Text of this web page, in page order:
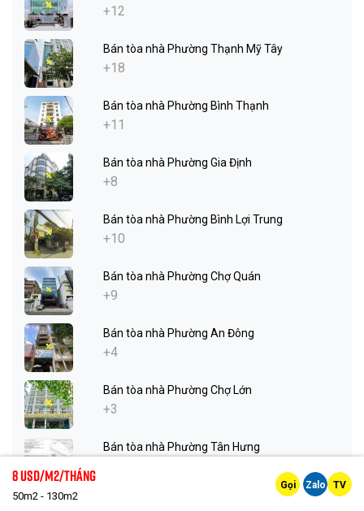
+12
Bán tòa nhà Phường Thạnh Mỹ Tây
+18
Bán tòa nhà Phường Bình Thạnh
+11
Bán tòa nhà Phường Gia Định
+8
Bán tòa nhà Phường Bình Lợi Trung
+10
Bán tòa nhà Phường Chợ Quán
+9
Bán tòa nhà Phường An Đông
+4
Bán tòa nhà Phường Chợ Lớn
+3
Bán tòa nhà Phường Tân Hưng
8 Usd/m2/tháng
50m2 - 130m2
Gọi Zalo TV